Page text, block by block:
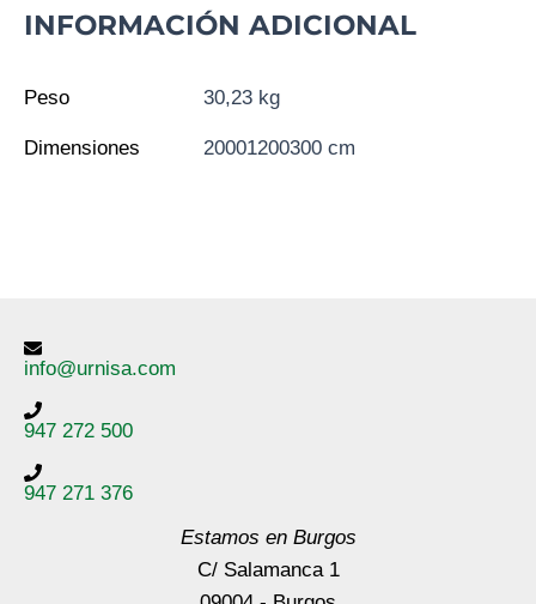
INFORMACIÓN ADICIONAL
Peso 30,23 kg
Dimensiones 20001200300 cm
info@urnisa.com
947 272 500
947 271 376
Estamos en Burgos
C/ Salamanca 1